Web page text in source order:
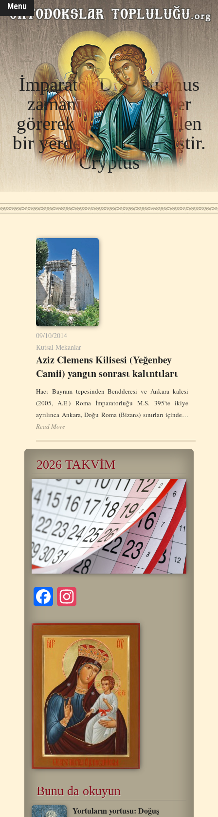
Menu
İmparator Diocletuanus
zamanında işkenceler
görerek Cryptus denilen
bir yerde idam edilmiştir.
Cryptus
09/10/2014
Kutsal Mekanlar
Aziz Clemens Kilisesi (Yeğenbey
Camii) yangιn sonrasι kalιntιlarι
Hacι Bayram tepesinden Bendderesi ve Ankara kalesi
(2005, A.E.) Roma İmparatorluğu M.S. 395'te ikiye
ayrılınca Ankara, Doğu Roma (Bizans) sınırları içinde…
Read More
2026 TAKVİM
Facebook
Bunu da okuyun
Yortuların yortusu: Doğuş